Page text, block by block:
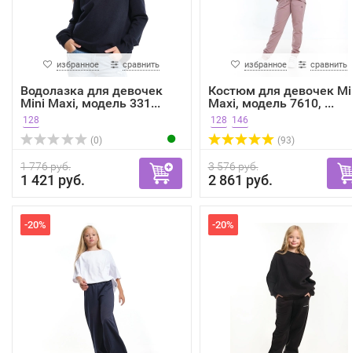
избранное сравнить
Водолазка для девочек
Mini Maxi, модель 331...
128
(0)
1 776 руб.
1 421 руб.
избранное сравнить
Костюм для девочек
Maxi, модель 7610, ...
128 146
(93)
3 576 руб.
2 861 руб.
-20% -20%